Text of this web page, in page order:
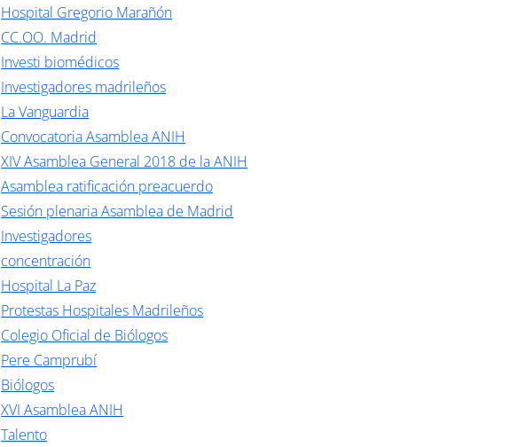
Hospital Gregorio Marañón
CC.OO. Madrid
Investi biomédicos
Investigadores madrileños
La Vanguardia
Convocatoria Asamblea ANIH
XIV Asamblea General 2018 de la ANIH
Asamblea ratificación preacuerdo
Sesión plenaria Asamblea de Madrid
Investigadores
concentración
Hospital La Paz
Protestas Hospitales Madrileños
Colegio Oficial de Biólogos
Pere Camprubí
Biólogos
XVI Asamblea ANIH
Talento